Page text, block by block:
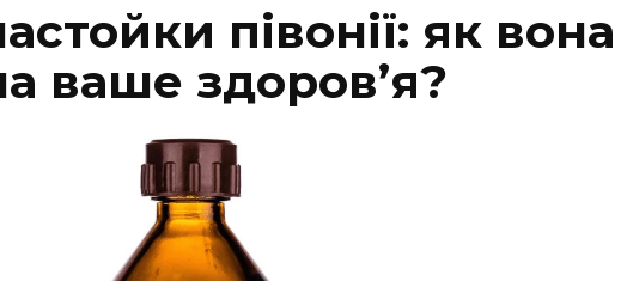
півонії: як вона
ваше здоров’я?